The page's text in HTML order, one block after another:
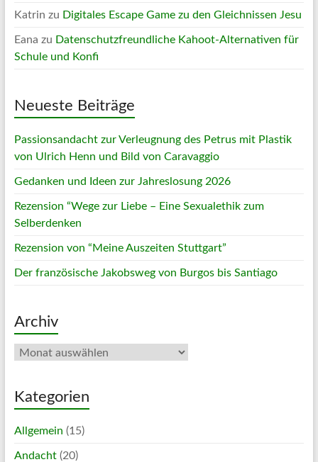
Katrin zu Digitales Escape Game zu den Gleichnissen Jesu
Eana zu Datenschutzfreundliche Kahoot-Alternativen für
Schule und Konfi
Neueste Beiträge
Passionsandacht zur Verleugnung des Petrus mit Plastik
von Ulrich Henn und Bild von Caravaggio
Gedanken und Ideen zur Jahreslosung 2026
Rezension “Wege zur Liebe – Eine Sexualethik zum
Selberdenken
Rezension von “Meine Auszeiten Stuttgart”
Der französische Jakobsweg von Burgos bis Santiago
Archiv
Archiv
Kategorien
Allgemein (15)
Andacht(20)